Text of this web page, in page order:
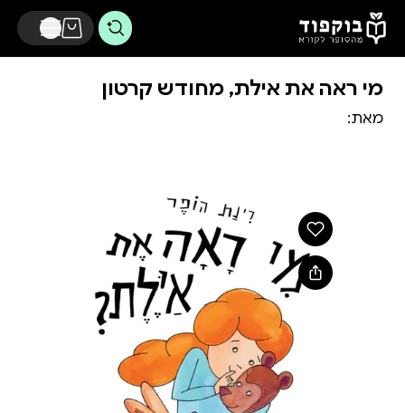
דלג לתוכן הראשי
מי ראה את אילת, מחודש קרטון
מאת: